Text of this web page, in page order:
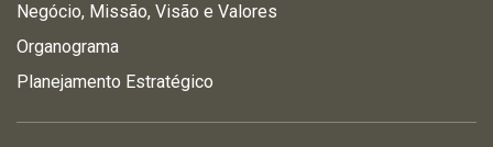
Negócio, Missão, Visão e Valores
Organograma
Planejamento Estratégico